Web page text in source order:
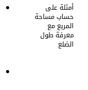
أمثلة على
حساب مساحة
المربع مع
معرفة طول
الضلع